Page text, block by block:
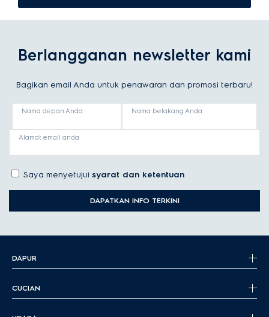
Berlangganan newsletter kami
Bagikan email Anda untuk penawaran dan promosi terbaru!
Nama depan Anda Nama belakang Anda
Alamat email anda
Saya menyetujui syarat dan ketentuan
DAPATKAN INFO TERKINI
DAPUR
CUCIAN